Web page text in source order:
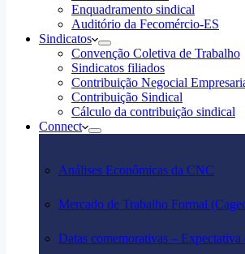
Enquadramento sindical
Auditório da Fecomércio-ES
Sindicatos
Convenção Coletiva de Trabalho
Sindicatos filiados
Contribuição Negocial
Contribuição Sindical
Cálculo da contribuição sindical
Connect
Análises Econômicas da CNC
Mercado de Trabalho Formal
Datas comemorativas – Expectativa